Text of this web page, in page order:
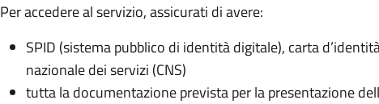
Per accedere al servizio, assicurati di avere:
SPID (sistema pubblico di identità digitale), carta
nazionale dei servizi (CNS)
tutta la documentazione prevista per la presentazione